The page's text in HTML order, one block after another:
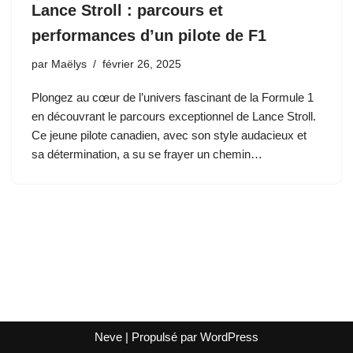
Lance Stroll : parcours et
performances d’un pilote de F1
par Maëlys février 26, 2025
Plongez au cœur de l’univers fascinant de la Formule 1
en découvrant le parcours exceptionnel de Lance Stroll.
Ce jeune pilote canadien, avec son style audacieux et
sa détermination, a su se frayer un chemin…
Neve | Propulsé par WordPress